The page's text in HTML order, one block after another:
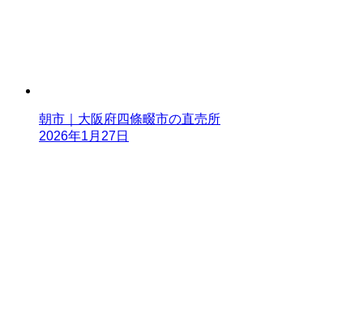
朝市｜大阪府四條畷市の直売所
2026年1月27日